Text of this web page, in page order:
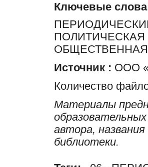
Ключевые слова
Источник : ООО
Количество
Материалы
автора,
библиотеки.